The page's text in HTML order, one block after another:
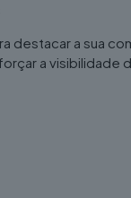
destacar a sua
a